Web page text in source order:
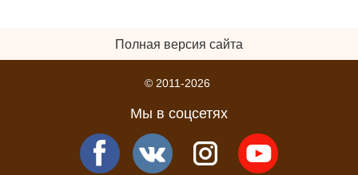
Полная версия сайта
© 2011-2026
Мы в соцсетях